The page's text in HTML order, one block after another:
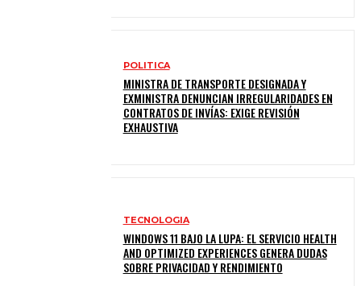
POLITICA
MINISTRA DE TRANSPORTE DESIGNADA Y
EXMINISTRA DENUNCIAN IRREGULARIDADES EN
CONTRATOS DE INVÍAS: EXIGE REVISIÓN
EXHAUSTIVA
TECNOLOGIA
WINDOWS 11 BAJO LA LUPA: EL SERVICIO HEALTH
AND OPTIMIZED EXPERIENCES GENERA DUDAS
SOBRE PRIVACIDAD Y RENDIMIENTO